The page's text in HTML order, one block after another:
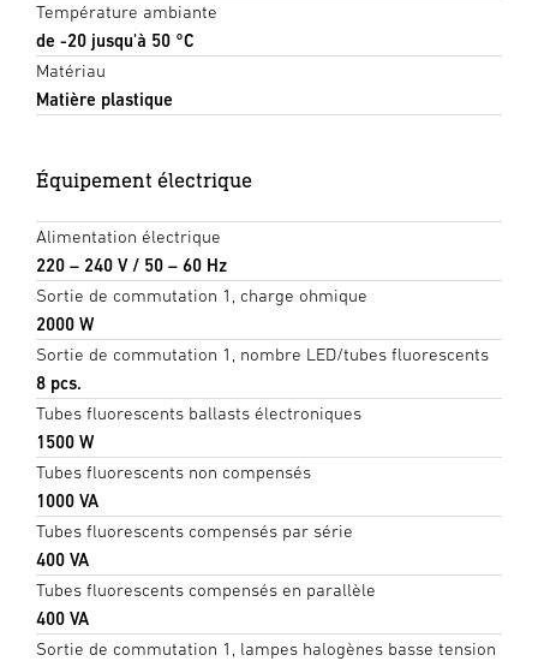
Température ambiante
de -20 jusqu'à 50 °C
Matériau
Matière plastique
Équipement électrique
Alimentation électrique
220 – 240 V / 50 – 60 Hz
Sortie de commutation 1, charge ohmique
2000 W
Sortie de commutation 1, nombre LED/tubes fluorescents
8 pcs.
Tubes fluorescents ballasts électroniques
1500 W
Tubes fluorescents non compensés
1000 VA
Tubes fluorescents compensés par série
400 VA
Tubes fluorescents compensés en parallèle
400 VA
Sortie de commutation 1, lampes halogènes basse tension